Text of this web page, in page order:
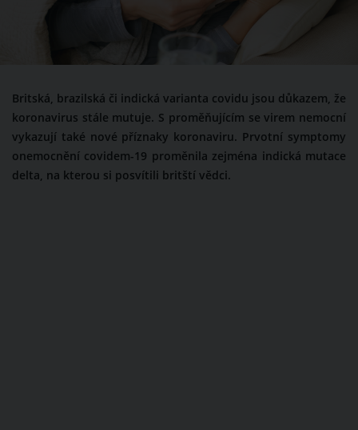
Britská, brazilská či indická varianta covidu jsou důkazem, že
koronavirus stále mutuje. S proměňujícím se virem nemocní
vykazují také nové příznaky koronaviru. Prvotní symptomy
onemocnění covidem-19 proměnila zejména indická mutace
delta, na kterou si posvítili britští vědci.